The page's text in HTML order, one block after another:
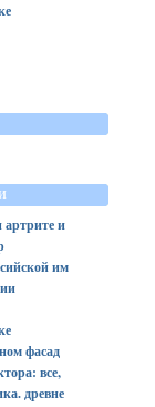
артрите и
им
фасад
все,
древне